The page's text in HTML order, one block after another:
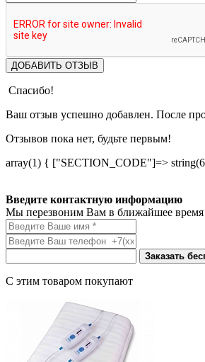
ДОБАВИТЬ ОТЗЫВ
Спасибо!
Ваш отзыв успешно добавлен. После
Отзывов пока нет, будьте первым!
array(1) { ["SECTION_CODE"]=>
Введите контактную информацию
Мы перезвоним Вам в ближайшее время
Заказать
С этим товаром покупают